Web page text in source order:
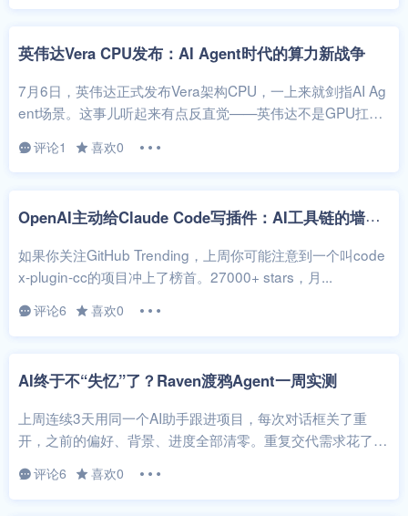
英伟达Vera CPU发布：AI Agent时代的算力新战争
7月6日，英伟达正式发布Vera架构CPU，一上来就剑指AI Ag
ent场景。这事儿听起来有点反直觉——英伟达不是GPU扛把
评论1 喜欢0
O
penAI主动给Claude Code写插件：AI工具链的墙开始倒了
如果你关注GitHub Trending，上周你可能注意到一个叫code
x-plugin-cc的项目冲上了榜首。27000+ stars，月...
评论6 喜欢0
AI终于不“失忆”了？Raven渡鸦Agent一周实测
上周连续3天用同一个AI助手跟进项目，每次对话框关了重
开，之前的偏好、背景、进度全部清零。重复交代需求花了我
评论6 喜欢0